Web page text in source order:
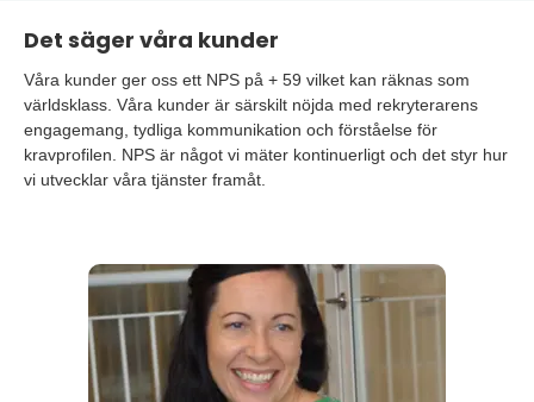
Det säger våra kunder
Våra kunder ger oss ett NPS på + 59 vilket kan räknas som
världsklass. Våra kunder är särskilt nöjda med rekryterarens
engagemang, tydliga kommunikation och förståelse för
kravprofilen. NPS är något vi mäter kontinuerligt och det styr hur
vi utvecklar våra tjänster framåt.